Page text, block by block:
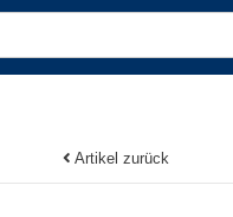
Artikel zurück